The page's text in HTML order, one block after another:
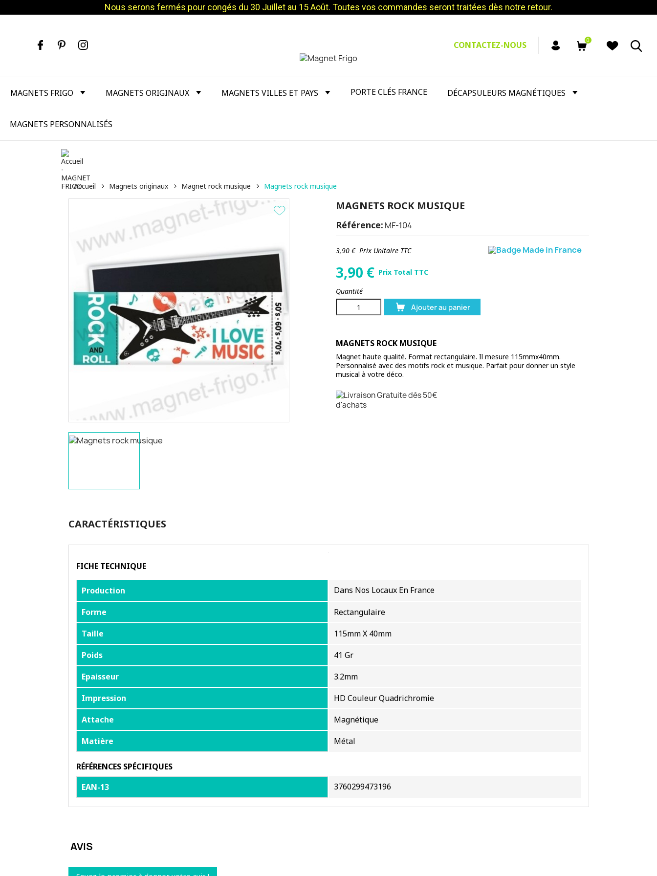
Nous serons fermés pour congés du 30 Juillet au 15 Août. Toutes vos commandes seront traitées dès notre retour.
FacebookPinterest CONTACTEZ-NOUS 0
MAGNETS FRIGO MAGNETS ORIGINAUX MAGNETS VILLES ET PAYS PORTE CLÉS FRANCE DÉCAPSULEURS MAGNÉTIQUES
MAGNETS PERSONNALISÉS
Accueil Magnets originaux Magnet rock musique Magnets rock musique
MAGNETS ROCK MUSIQUE
Référence: MF-104
3,90 €Prix Unitaire TTC
3,90 € Prix Total TTC
Quantité
Ajouter au panier
MAGNETS ROCK MUSIQUE
Magnet haute qualité. Format rectangulaire. Il mesure 115mmx40mm.
Personnalisé avec des motifs rock et musique. Parfait pour donner un style
musical à votre déco.
CARACTÉRISTIQUES
FICHE TECHNIQUE
Production Dans Nos Locaux En France
Forme
Rectangulaire
Taille
115mm X 40mm
Poids
41 Gr
Epaisseur
3.2mm
Impression
HD Couleur Quadrichromie
Attache
Magnétique
Matière
Métal
RÉFÉRENCES SPÉCIFIQUES
EAN-13
3760299473196
AVIS